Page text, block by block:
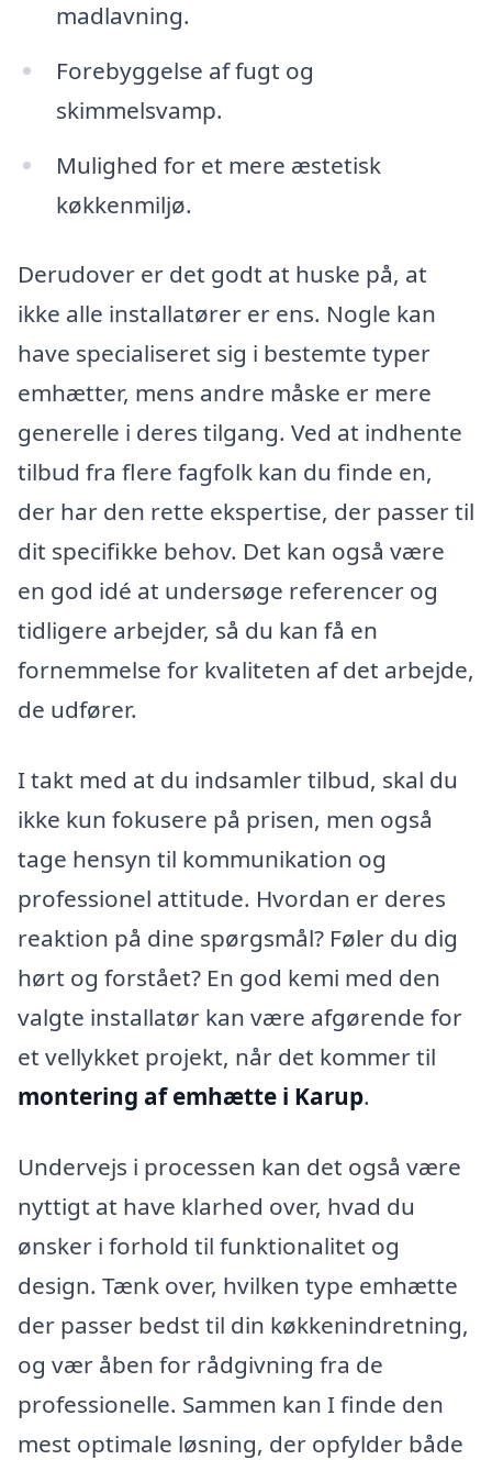
madlavning.
Forebyggelse af fugt og
skimmelsvamp.
Mulighed for et mere æstetisk
køkkenmiljø.
Derudover er det godt at huske på, at
ikke alle installatører er ens. Nogle kan
have specialiseret sig i bestemte typer
emhætter, mens andre måske er mere
generelle i deres tilgang. Ved at indhente
tilbud fra flere fagfolk kan du finde en,
der har den rette ekspertise, der passer til
dit specifikke behov. Det kan også være
en god idé at undersøge referencer og
tidligere arbejder, så du kan få en
fornemmelse for kvaliteten af det arbejde,
de udfører.
I takt med at du indsamler tilbud, skal du
ikke kun fokusere på prisen, men også
tage hensyn til kommunikation og
professionel attitude. Hvordan er deres
reaktion på dine spørgsmål? Føler du dig
hørt og forstået? En god kemi med den
valgte installatør kan være afgørende for
et vellykket projekt, når det kommer til
montering af emhætte i Karup.
Undervejs i processen kan det også være
nyttigt at have klarhed over, hvad du
ønsker i forhold til funktionalitet og
design. Tænk over, hvilken type emhætte
der passer bedst til din køkkenindretning,
og vær åben for rådgivning fra de
professionelle. Sammen kan I finde den
mest optimale løsning, der opfylder både